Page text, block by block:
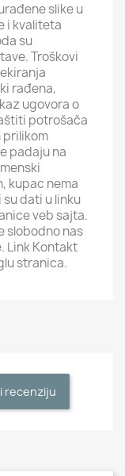
slike u
i kvaliteta
su
Troškovi
rađena,
ugovora o
potrošača
prilikom
padaju na
kupac nema
dati u linku
veb sajta.
slobodno nas
Link Kontakt
stranica.
recenziju